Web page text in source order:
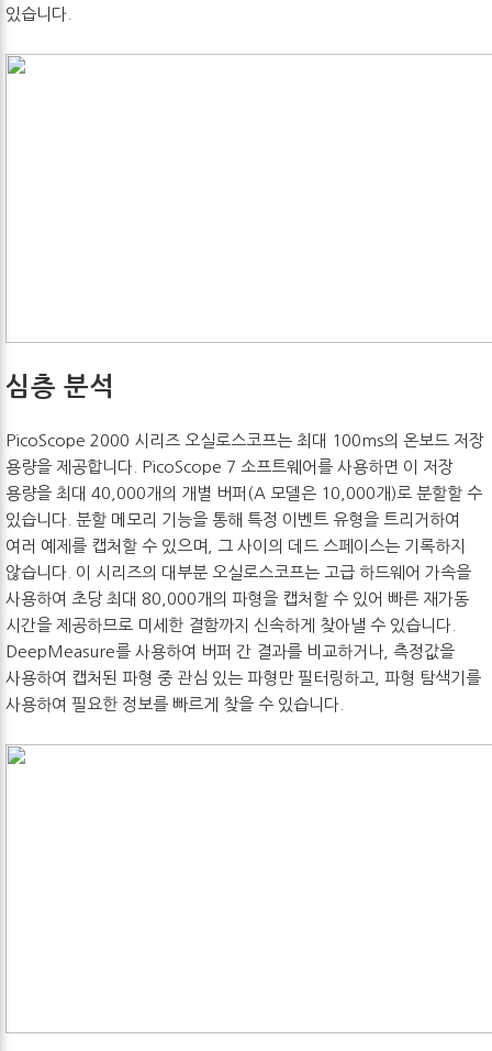
있습니다.
심층 분석
PicoScope 2000 시리즈 오실로스코프는 최대 100ms의 온보드 저장
용량을 제공합니다. PicoScope 7 소프트웨어를 사용하면 이 저장
용량을 최대 40,000개의 개별 버퍼(A 모델은 10,000개)로 분할할 수
있습니다. 분할 메모리 기능을 통해 특정 이벤트 유형을 트리거하여
여러 예제를 캡처할 수 있으며, 그 사이의 데드 스페이스는 기록하지
않습니다. 이 시리즈의 대부분 오실로스코프는 고급 하드웨어 가속을
사용하여 초당 최대 80,000개의 파형을 캡처할 수 있어 빠른 재가동
시간을 제공하므로 미세한 결함까지 신속하게 찾아낼 수 있습니다.
DeepMeasure를 사용하여 버퍼 간 결과를 비교하거나, 측정값을
사용하여 캡처된 파형 중 관심 있는 파형만 필터링하고, 파형 탐색기를
사용하여 필요한 정보를 빠르게 찾을 수 있습니다.